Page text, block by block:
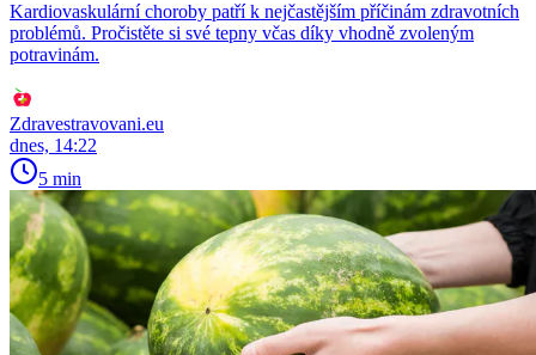
Kardiovaskulární choroby patří k nejčastějším příčinám zdravotních
problémů. Pročistěte si své tepny včas díky vhodně zvoleným
potravinám.
Zdravestravovani.eu
dnes, 14:22
5 min